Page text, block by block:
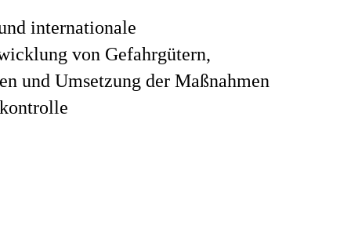
internationale
von Gefahrgütern,
und Umsetzung der Maßnahmen